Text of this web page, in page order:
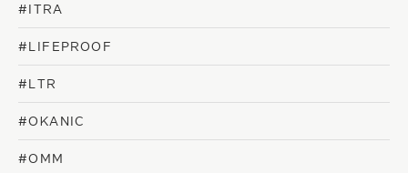
#ITRA
#LIFEPROOF
#LTR
#OKANIC
#OMM